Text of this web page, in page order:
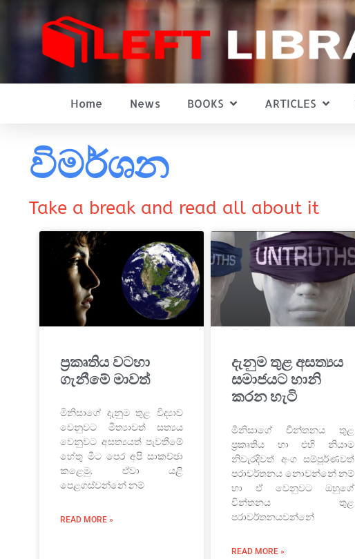
Home News BOOKS ARTICLES
විමර්ශන
Take a break and read all about it
ප්‍රකෘතිය වටහා
ගැනීමේ මාවත්
මිනිසාගේ දැනුම තුළ විද්‍යාව
වෙනුවට මිත්‍යාවත් සත්‍යය
වෙනුවට අසත්‍යයත් පැවතීමේ
හේතු මීට පෙර අපි සාකච්ඡා
කළෙමු. ඒවා යළි
පෙළගස්වන්නේ නම්
READ MORE »
දැනුම තුළ අසත්‍යය
සමාජයට හානි
කරන හැටි
මිනිසාගේ චින්තනය තුළ
ප්‍රකෘතිය හා එහි නියාම
නිවැරදිවත් අංග සම්පූර්ණවත්
පරාවර්තනය නොවන්නේ නම්
හා ඒ වෙනුවට ඔහුගේ
චින්තනය තුළ
පරාවර්තනයවන්නේ
READ MORE »